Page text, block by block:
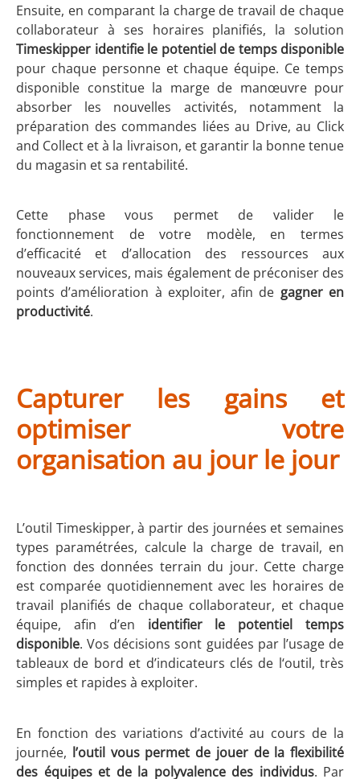
Ensuite, en comparant la charge de travail de chaque
collaborateur à ses horaires planifiés, la solution
Timeskipper identifie le potentiel de temps disponible
pour chaque personne et chaque équipe. Ce temps
disponible constitue la marge de manœuvre pour
absorber les nouvelles activités, notamment la
préparation des commandes liées au Drive, au Click
and Collect et à la livraison, et garantir la bonne tenue
du magasin et sa rentabilité.
Cette phase vous permet de valider le
fonctionnement de votre modèle, en termes
d’efficacité et d’allocation des ressources aux
nouveaux services, mais également de préconiser des
points d’amélioration à exploiter, afin de gagner en
productivité.
Capturer les gains et
optimiser votre
organisation au jour le jour
L’outil Timeskipper, à partir des journées et semaines
types paramétrées, calcule la charge de travail, en
fonction des données terrain du jour. Cette charge
est comparée quotidiennement avec les horaires de
travail planifiés de chaque collaborateur, et chaque
équipe, afin d’en identifier le potentiel temps
disponible. Vos décisions sont guidées par l’usage de
tableaux de bord et d’indicateurs clés de l‘outil, très
simples et rapides à exploiter.
En fonction des variations d’activité au cours de la
journée, l’outil vous permet de jouer de la flexibilité
des équipes et de la polyvalence des individus. Par